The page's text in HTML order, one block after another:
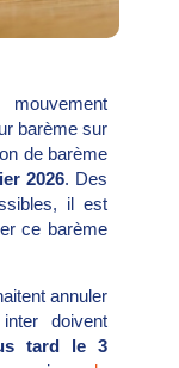
barème sur
de barème
2026. Des
il est
ce barème
annuler
doivent
tard le 3